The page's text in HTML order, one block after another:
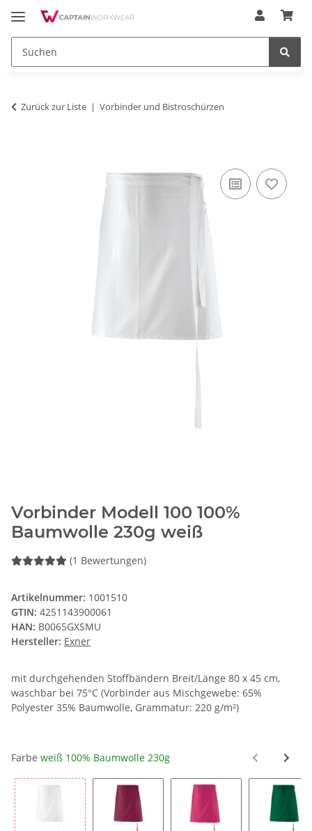
Zurück zur Liste Vorbinder und Bistroschürzen
Vorbinder Modell 100 100%
Baumwolle 230g weiß
(1 Bewertungen)
Artikelnummer: 1001510
GTIN: 4251143900061
HAN: B0065GXSMU
Hersteller: Exner
mit durchgehenden Stoffbändern Breit/Länge 80 x 45 cm,
waschbar bei 75°C (Vorbinder aus Mischgewebe: 65%
Polyester 35% Baumwolle, Grammatur: 220 g/m²)
Farbe weiß 100% Baumwolle 230g